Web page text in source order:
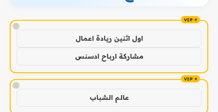
!
اول اثنين ريادة اعمال
مشاركة ارباح ادسنس
!
عالم الشباب